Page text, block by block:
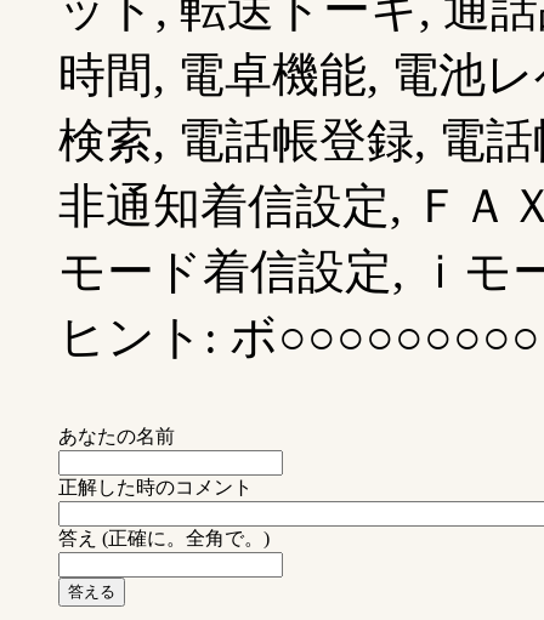
時間, 電卓機能, 電池
検索, 電話帳登録, 電
非通知着信設定, ＦＡ
モード着信設定, ｉモ
ヒント: ボ○○○○○○○○○
あなたの名前
正解した時のコメント
答え (正確に。全角で。)